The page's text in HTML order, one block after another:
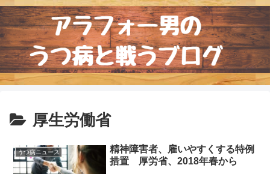
厚生労働省
うつ病ニュース
精神障害者、雇いやすくする特例
措置 厚労省、2018年春から